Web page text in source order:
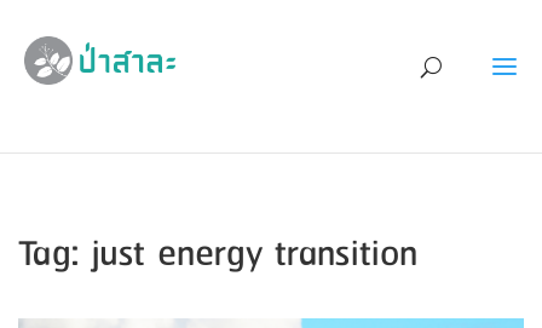
Tag: just energy transition